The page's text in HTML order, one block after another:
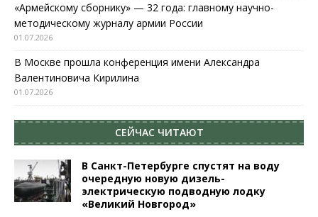
«Армейскому сборнику» — 32 года: главному научно-
методическому журналу армии России
01.07.2026
В Москве прошла конференция имени Александра
Валентиновича Кирилина
01.07.2026
СЕЙЧАС ЧИТАЮТ
В Санкт-Петербурге спустят на воду
очередную новую дизель-
электрическую подводную лодку
«Великий Новгород»